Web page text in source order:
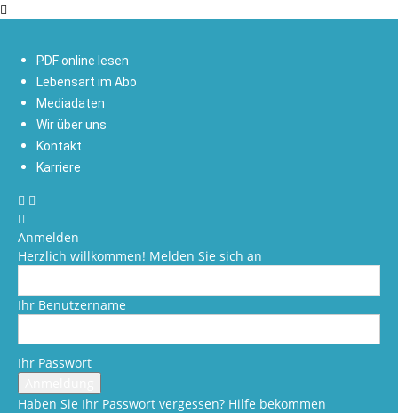
PDF online lesen
Lebensart im Abo
Mediadaten
Wir über uns
Kontakt
Karriere
Anmelden
Herzlich willkommen! Melden Sie sich an
Ihr Benutzername
Ihr Passwort
Haben Sie Ihr Passwort vergessen? Hilfe bekommen